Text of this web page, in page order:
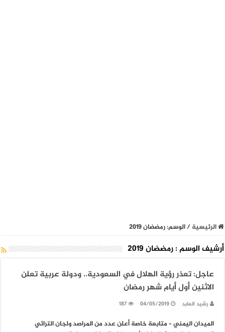
الرئيسية/الوسم:رمضضان 2019
أرشيف الوسم :رمضضان 2019
عاجل: تعذر رؤية الهلال في السعودية.. ودولة عربية تعلن
الاثنين أول أيام شهر رمضان
رشيد العابد 04/05/2019
187
الميدان اليمني – متابعة خاصة أعلن عدد من المراصد ولجان الترائي